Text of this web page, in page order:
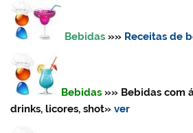
Bebidas »» Receitas de
Bebidas »» Bebidas com
drinks, licores, shot»ver